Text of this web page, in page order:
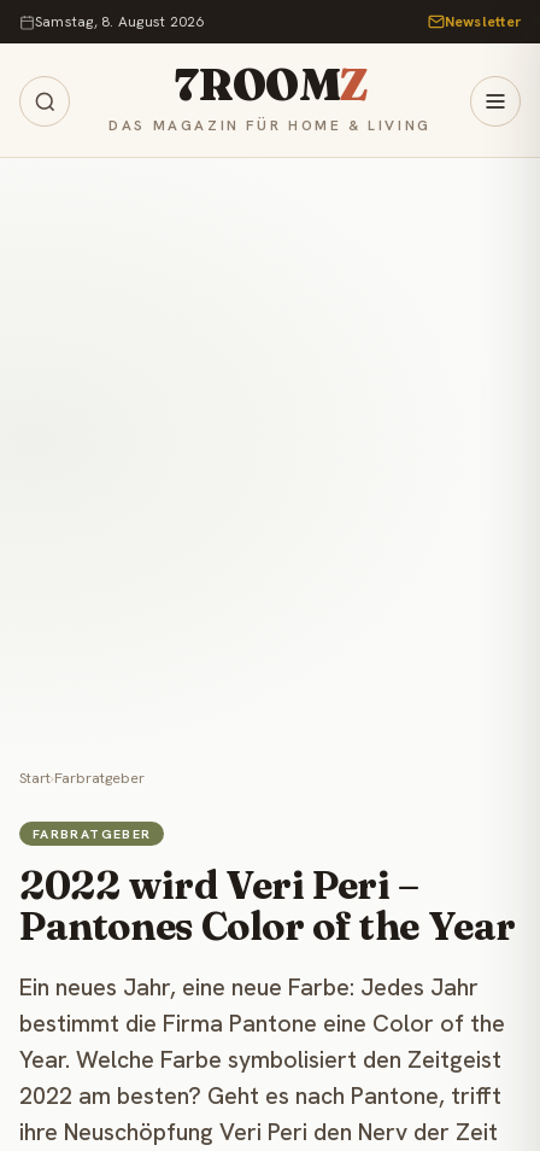
Zum Inhalt springen
Samstag, 8. August 2026 Newsletter
7ROOMZ
DAS MAGAZIN FÜR HOME & LIVING
Start›Farbratgeber
FARBRATGEBER
2022 wird Veri Peri –
Pantones Color of the Year
Ein neues Jahr, eine neue Farbe: Jedes Jahr
bestimmt die Firma Pantone eine Color of the
Year. Welche Farbe symbolisiert den Zeitgeist
2022 am besten? Geht es nach Pantone, trifft
ihre Neuschöpfung Veri Peri den Nerv der Zeit